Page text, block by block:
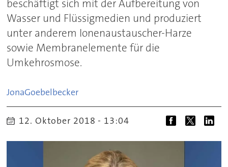
beschäftigt sich mit der Aufbereitung von
Wasser und Flüssigmedien und produziert
unter anderem Ionenaustauscher-Harze
sowie Membranelemente für die
Umkehrosmose.
JonaGoebelbecker
12. Oktober 2018 - 13:04